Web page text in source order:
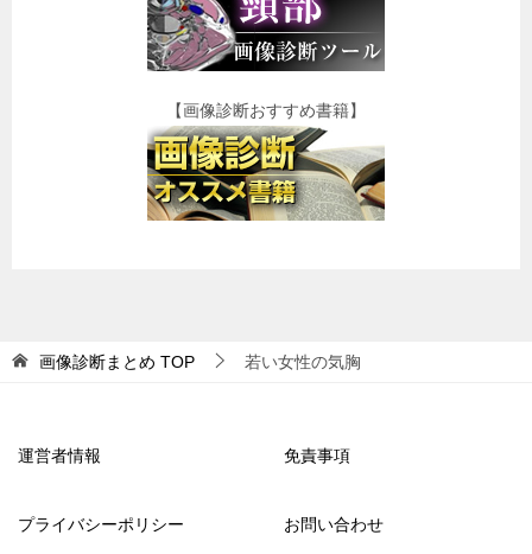
【画像診断おすすめ書籍】
画像診断まとめ TOP 若い女性の気胸
運営者情報 免責事項
プライバシーポリシー お問い合わせ